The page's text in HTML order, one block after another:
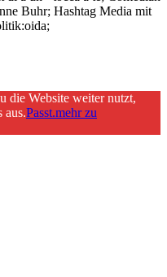
Buhr; Hashtag Media mit
die Website weiter nutzt,
aus.Passt.mehr zu